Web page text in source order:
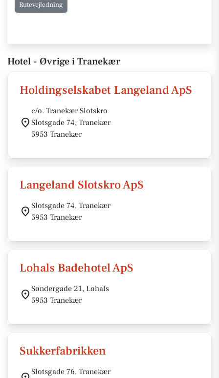
Rutevejledning
Hotel - Øvrige i Tranekær
Holdingselskabet Langeland ApS
c/o. Tranekær Slotskro
Slotsgade 74, Tranekær
5953 Tranekær
Langeland Slotskro ApS
Slotsgade 74, Tranekær
5953 Tranekær
Lohals Badehotel ApS
Søndergade 21, Lohals
5953 Tranekær
Sukkerfabrikken
Slotsgade 76, Tranekær